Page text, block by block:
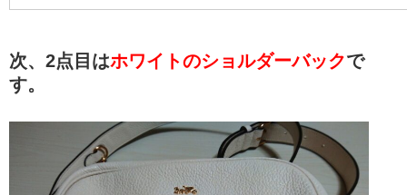
次、2点目はホワイトのショルダーバックで
す。